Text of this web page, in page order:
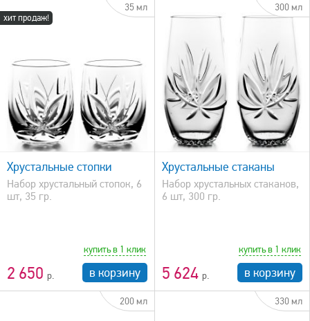
хит продаж!
35 мл
Хрустальные стопки
Набор хрустальный стопок, 6
шт, 35 гр.
2 650
купить в 1 клик
в корзину
300 мл
быстрый просмотр
Хрустальные стаканы
Набор хрустальных стаканов,
6 шт, 300 гр.
5 624
купить в 1 клик
в корзину
200 мл 330 мл